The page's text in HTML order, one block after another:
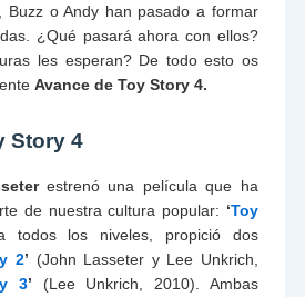
Buzz o Andy han pasado a formar
¿Qué pasará ahora con ellos?
les esperan? De todo esto os
Avance de Toy Story 4.
Story 4
estrenó una película que ha
de nuestra cultura popular: ‘Toy
todos los niveles, propició dos
2’ (John Lasseter y Lee Unkrich,
3’ (Lee Unkrich, 2010). Ambas